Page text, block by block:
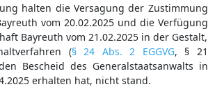
halten die Versagung der Zustimmung
vom 20.02.2025 und die Verfügung
Bayreuth vom 21.02.2025 in der Gestalt,
(§ 24 Abs. 2 EGGVG, § 21
Bescheid des Generalstaatsanwalts in
erhalten hat, nicht stand.